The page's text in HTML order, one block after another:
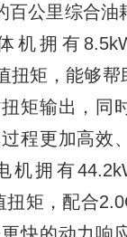
百公里综合油
机拥有
扭矩，能够帮
矩输出，同
程更加高效
机拥有
扭矩，配合